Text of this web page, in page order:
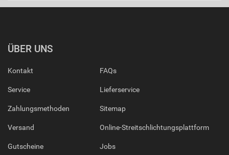
ÜBER UNS
Kontakt
Service
Zahlungsmethoden
Versand
Gutscheine
FAQs
Lieferservice
Sitemap
Online-Streitschlichtungsplattform
Jobs